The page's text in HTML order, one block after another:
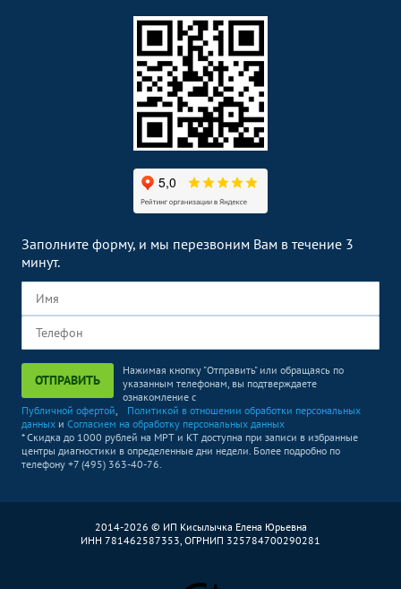
Заполните форму, и мы перезвоним Вам в течение 3
минут.
ОТПРАВИТЬ
Нажимая кнопку "Отправить" или обращаясь по
указанным телефонам, вы подтверждаете
ознакомление с
Публичной офертой,
Политикой в отношении обработки персональных
данных и Согласием на обработку персональных данных
* Скидка до 1000 рублей на МРТ и КТ доступна при записи в избранные
центры диагностики в определенные дни недели. Более подробно по
телефону +7 (495) 363-40-76.
2014-2026 © ИП Кисылычка Елена Юрьевна
ИНН 781462587353, ОГРНИП 325784700290281